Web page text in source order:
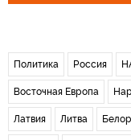
Политика Россия
Восточная Европа
Латвия Литва